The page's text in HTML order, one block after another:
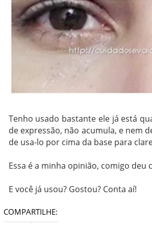
Tenho usado bastante ele já está
de expressão, não acumula, e nem
de usa-lo por cima da base para
Essa é a minha opinião, comigo
E você já usou? Gostou? Conta aí!
COMPARTILHE: